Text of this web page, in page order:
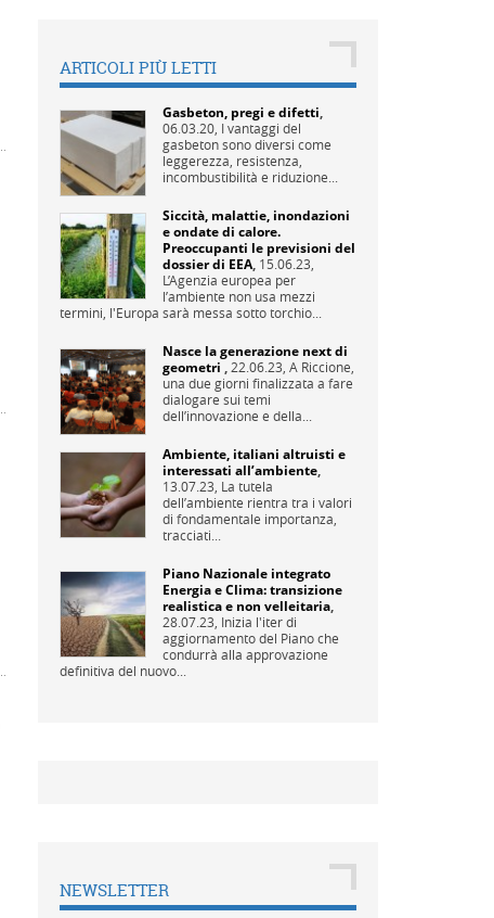
ARTICOLI PIÙ LETTI
Gasbeton, pregi e difetti,
06.03.20, I vantaggi del
gasbeton sono diversi come
leggerezza, resistenza,
incombustibilità e riduzione...
Siccità, malattie, inondazioni
e ondate di calore.
Preoccupanti le previsioni del
dossier di EEA, 15.06.23,
L’Agenzia europea per
l’ambiente non usa mezzi
termini, l'Europa sarà messa sotto torchio...
Nasce la generazione next di
geometri , 22.06.23, A Riccione,
una due giorni finalizzata a fare
dialogare sui temi
dell’innovazione e della...
Ambiente, italiani altruisti e
interessati all’ambiente,
13.07.23, La tutela
dell’ambiente rientra tra i valori
di fondamentale importanza,
tracciati...
Piano Nazionale integrato
Energia e Clima: transizione
realistica e non velleitaria,
28.07.23, Inizia l'iter di
aggiornamento del Piano che
condurrà alla approvazione
definitiva del nuovo...
NEWSLETTER